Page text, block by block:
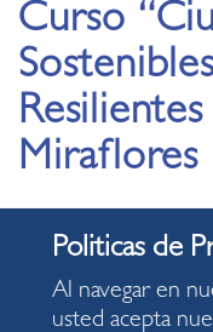
Curso
Miraflores
21.10.2024
Sé parte de la
Al navegar en
usted acepta